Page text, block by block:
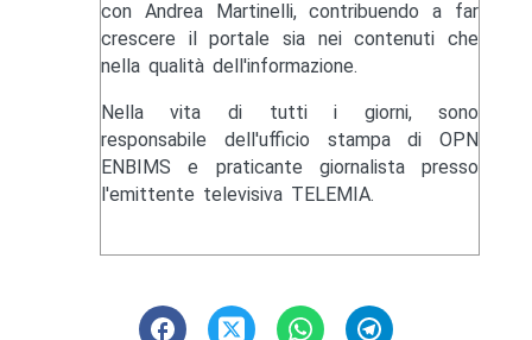
con Andrea Martinelli, contribuendo a far
crescere il portale sia nei contenuti che
nella qualità dell'informazione.
Nella vita di tutti i giorni, sono
responsabile dell'ufficio stampa di OPN
ENBIMS e praticante giornalista presso
l'emittente televisiva TELEMIA.